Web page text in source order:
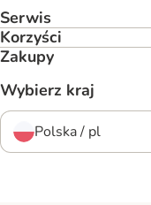
Serwis
Korzyści
Zakupy
Wybierz kraj
Polska / pl